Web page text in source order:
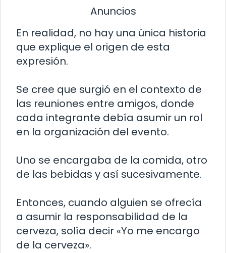
Anuncios
En realidad, no hay una única historia
que explique el origen de esta
expresión.
Se cree que surgió en el contexto de
las reuniones entre amigos, donde
cada integrante debía asumir un rol
en la organización del evento.
Uno se encargaba de la comida, otro
de las bebidas y así sucesivamente.
Entonces, cuando alguien se ofrecía
a asumir la responsabilidad de la
cerveza, solía decir «Yo me encargo
de la cerveza».